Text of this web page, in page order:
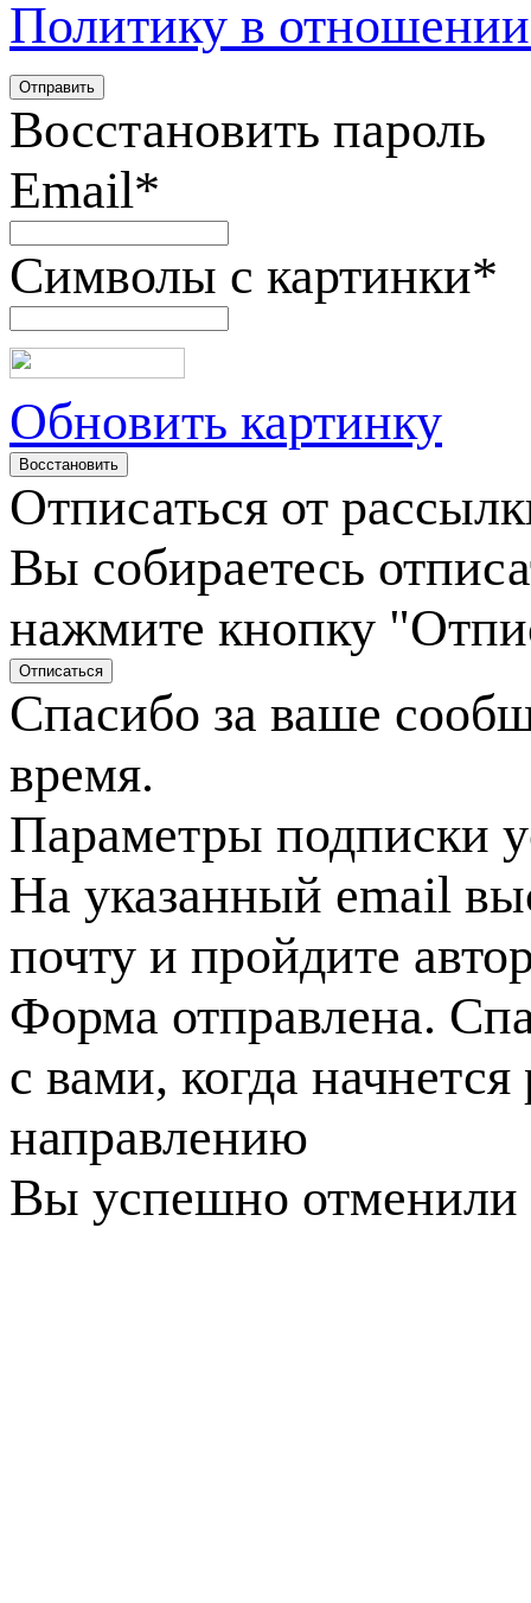
Политику в
Восстановить пароль
Email*
Символы с картинки*
Обновить картинку
Отписаться от
Вы собираетесь
нажмите кнопку
Спасибо за ваше
время.
Параметры подписки
На указанный email
почту и пройдите
Форма отправлена.
с вами, когда
направлению
Вы успешно отменили